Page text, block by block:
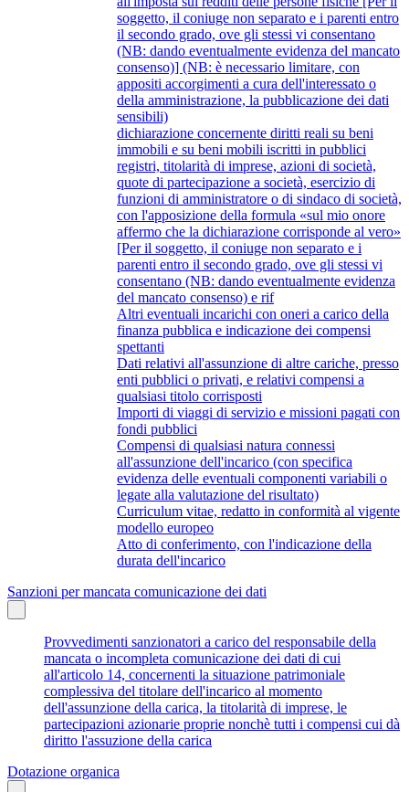
soggetto, il coniuge non separato e i parenti entro
il secondo grado, ove gli stessi vi consentano
(NB: dando eventualmente evidenza del mancato
consenso)] (NB: è necessario limitare, con
appositi accorgimenti a cura dell'interessato o
della amministrazione, la pubblicazione dei dati
sensibili)
dichiarazione concernente diritti reali su beni
immobili e su beni mobili iscritti in pubblici
registri, titolarità di imprese, azioni di società,
quote di partecipazione a società, esercizio di
funzioni di amministratore o di sindaco di società,
con l'apposizione della formula «sul mio onore
affermo che la dichiarazione corrisponde al vero»
[Per il soggetto, il coniuge non separato e i
parenti entro il secondo grado, ove gli stessi vi
consentano (NB: dando eventualmente evidenza
del mancato consenso) e rif
Altri eventuali incarichi con oneri a carico della
finanza pubblica e indicazione dei compensi
spettanti
Dati relativi all'assunzione di altre cariche, presso
enti pubblici o privati, e relativi compensi a
qualsiasi titolo corrisposti
Importi di viaggi di servizio e missioni pagati con
fondi pubblici
Compensi di qualsiasi natura connessi
all'assunzione dell'incarico (con specifica
evidenza delle eventuali componenti variabili o
legate alla valutazione del risultato)
Curriculum vitae, redatto in conformità al vigente
modello europeo
Atto di conferimento, con l'indicazione della
durata dell'incarico
Sanzioni per mancata comunicazione dei dati
Provvedimenti sanzionatori a carico del responsabile della
mancata o incompleta comunicazione dei dati di cui
all'articolo 14, concernenti la situazione patrimoniale
complessiva del titolare dell'incarico al momento
dell'assunzione della carica, la titolarità di imprese, le
partecipazioni azionarie proprie nonchè tutti i compensi cui dà
diritto l'assuzione della carica
Dotazione organica